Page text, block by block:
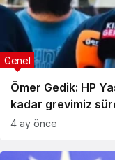
Ömer Gedik: HP
kadar grevimiz
Genel
4 ay önce